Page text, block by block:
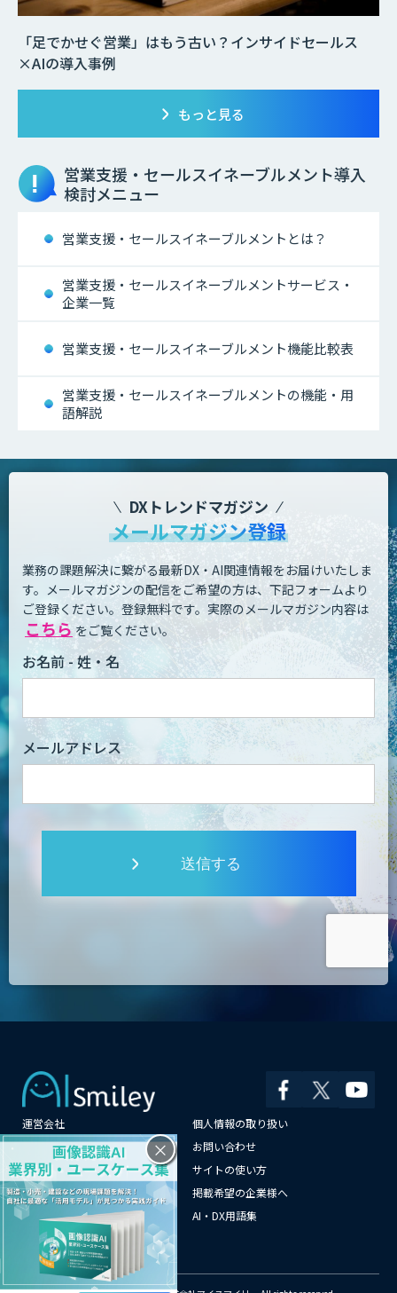
「足でかせぐ営業」はもう古い？インサイドセールス
×AIの導入事例
もっと見る
営業支援・セールスイネーブルメント導入
検討メニュー
営業支援・セールスイネーブルメントとは？
営業支援・セールスイネーブルメントサービス・
企業一覧
営業支援・セールスイネーブルメント機能比較表
営業支援・セールスイネーブルメントの機能・用
語解説
DXトレンドマガジン
メールマガジン登録
業務の課題解決に繋がる最新DX・AI関連情報をお届けいたしま
す。 メールマガジンの配信をご希望の方は、下記フォームより
ご登録ください。登録無料です。 実際のメールマガジン内容は
こちら をご覧ください。
お名前 - 姓・名
メールアドレス
送信する
運営会社
個人情報の取り扱い
よくある質問
お問い合わせ
メールマガジン登録
サイトの使い方
情報提供はこちらから
掲載希望の企業様へ
AI企業一覧
AI・DX用語集
サイトマップ
×